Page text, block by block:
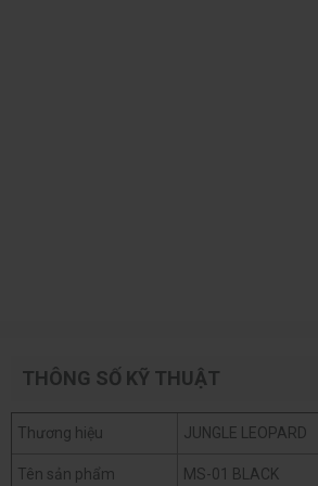
THÔNG SỐ KỸ THUẬT
Thương hiệu JUNGLE LEOPARD
Tên sản phẩm MS-01 BLACK